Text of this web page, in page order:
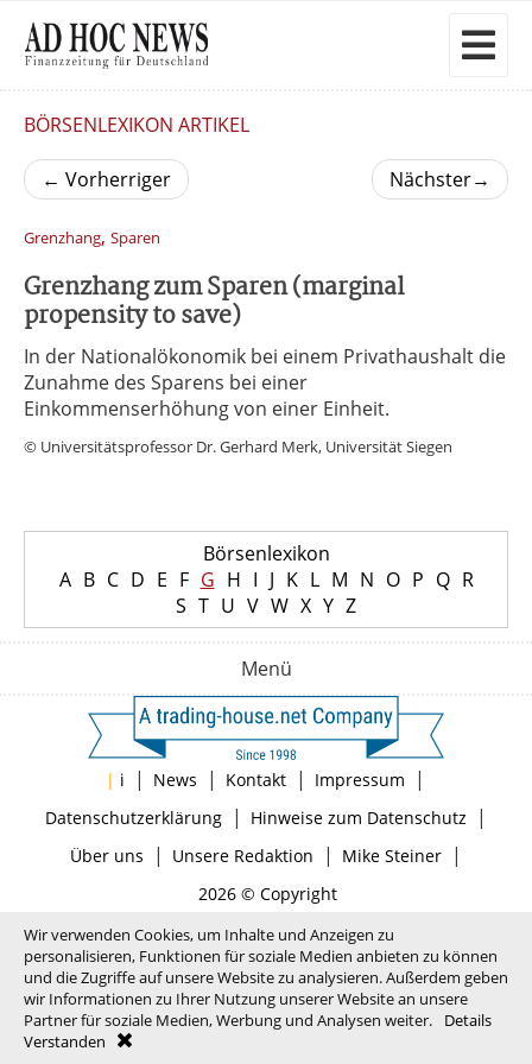
BÖRSENLEXIKON ARTIKEL
← Vorherriger Nächster→
Grenzhang, Sparen
Grenzhang zum Sparen (marginal
propensity to save)
In der Nationalökonomik bei einem Privathaushalt die
Zunahme des Sparens bei einer
Einkommenserhöhung von einer Einheit.
© Universitätsprofessor Dr. Gerhard Merk, Universität Siegen
Börsenlexikon
A B C D E F G H I J K L M N O P Q R
S T U V W X Y Z
Menü
| i | News | Kontakt | Impressum |
Datenschutzerklärung| Hinweise zum Datenschutz |
Über uns | Unsere Redaktion | Mike Steiner|
2026 © Copyright
Wir verwenden Cookies, um Inhalte und Anzeigen zu
personalisieren, Funktionen für soziale Medien anbieten zu können
und die Zugriffe auf unsere Website zu analysieren. Außerdem geben
wir Informationen zu Ihrer Nutzung unserer Website an unsere
Partner für soziale Medien, Werbung und Analysen weiter.
Details
Verstanden